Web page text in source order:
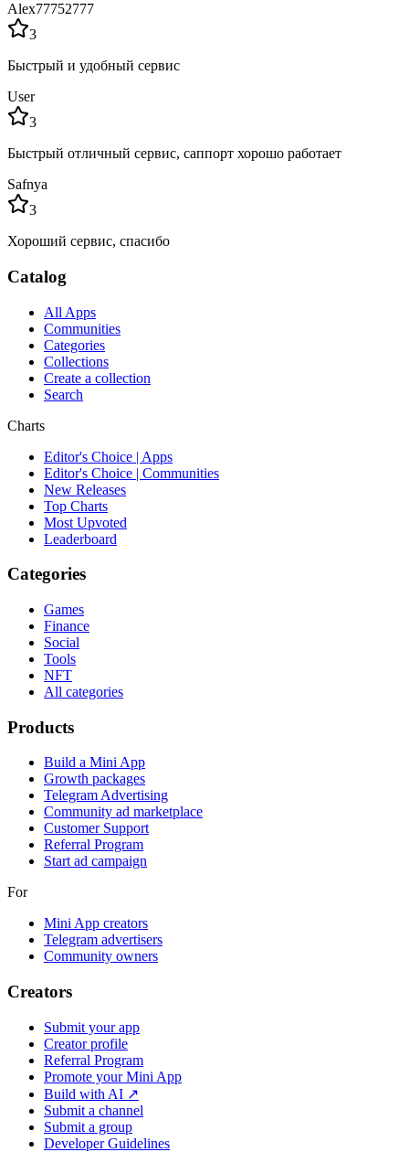
Alex77752777
3
Быстрый и удобный сервис
User
3
Быстрый отличный сервис, саппорт хорошо работает
Safnya
3
Хороший сервис, спасибо
Catalog
All Apps
Communities
Categories
Collections
Create a collection
Search
Charts
Editor's Choice | Apps
Editor's Choice | Communities
New Releases
Top Charts
Most Upvoted
Leaderboard
Categories
Games
Finance
Social
Tools
NFT
All categories
Products
Build a Mini App
Growth packages
Telegram Advertising
Community ad marketplace
Customer Support
Referral Program
Start ad campaign
For
Mini App creators
Telegram advertisers
Community owners
Creators
Submit your app
Creator profile
Referral Program
Promote your Mini App
Build with AI ↗
Submit a channel
Submit a group
Developer Guidelines